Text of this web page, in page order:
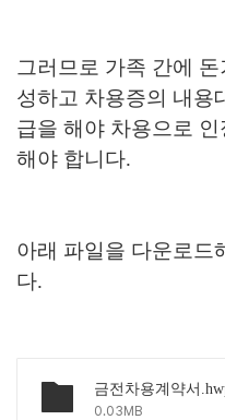
그러므로 가족 간에
성하고 차용증의 내용
급을 해야 차용으로
해야 합니다.
아래 파일을 다운로드
다.
금전차용계약서
0.03MB